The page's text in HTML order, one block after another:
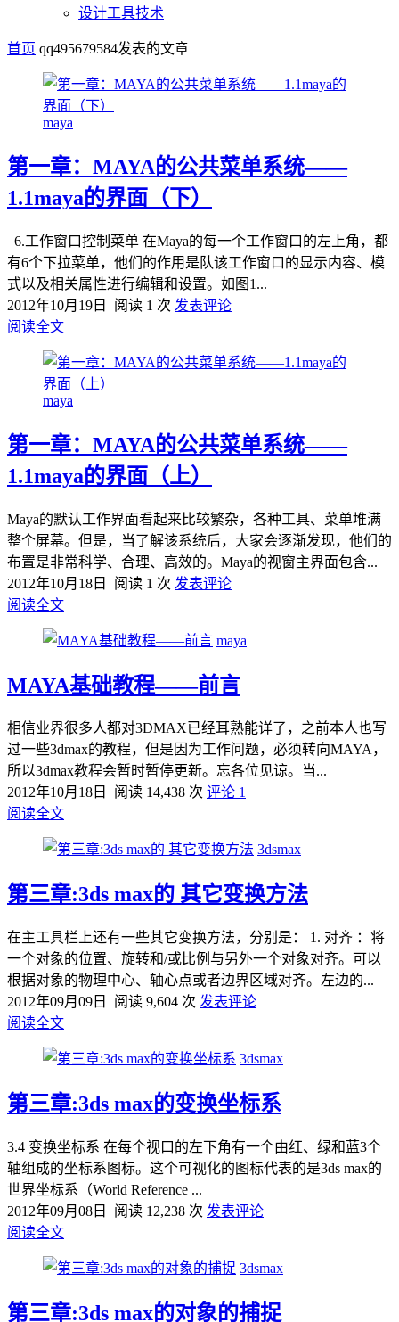
设计工具技术
首页 qq495679584发表的文章
maya
第一章：MAYA的公共菜单系统——
1.1maya的界面（下）
6.工作窗口控制菜单 在Maya的每一个工作窗口的左上角，都
有6个下拉菜单，他们的作用是队该工作窗口的显示内容、模
式以及相关属性进行编辑和设置。如图1...
2012年10月19日
阅读 1 次 发表评论
阅读全文
maya
第一章：MAYA的公共菜单系统——
1.1maya的界面（上）
Maya的默认工作界面看起来比较繁杂，各种工具、菜单堆满
整个屏幕。但是，当了解该系统后，大家会逐渐发现，他们的
布置是非常科学、合理、高效的。Maya的视窗主界面包含...
2012年10月18日
阅读 1 次 发表评论
阅读全文
maya
MAYA基础教程——前言
相信业界很多人都对3DMAX已经耳熟能详了，之前本人也写
过一些3dmax的教程，但是因为工作问题，必须转向MAYA，
所以3dmax教程会暂时暂停更新。忘各位见谅。当...
2012年10月18日
阅读 14,438 次 评论 1
阅读全文
3dsmax
第三章:3ds max的 其它变换方法
在主工具栏上还有一些其它变换方法，分别是： 1. 对齐 ：将
一个对象的位置、旋转和/或比例与另外一个对象对齐。可以
根据对象的物理中心、轴心点或者边界区域对齐。左边的...
2012年09月09日
阅读 9,604 次 发表评论
阅读全文
3dsmax
第三章:3ds max的变换坐标系
3.4 变换坐标系 在每个视口的左下角有一个由红、绿和蓝3个
轴组成的坐标系图标。这个可视化的图标代表的是3ds max的
世界坐标系（World Reference ...
2012年09月08日
阅读 12,238 次 发表评论
阅读全文
3dsmax
第三章:3ds max的对象的捕捉